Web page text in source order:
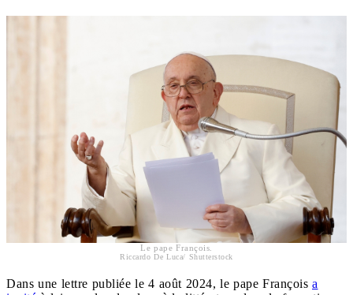
Le pape François.
Riccardo De Luca/ Shutterstock
Dans une lettre publiée le 4 août 2024, le pape François a